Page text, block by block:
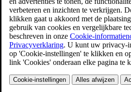
Knop van achterruitontdooier op
onder het middendisplay
Je kunt de achterruit- en
zowel het middendisplay als het